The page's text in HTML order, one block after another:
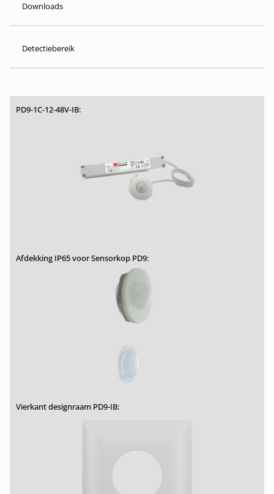
Downloads
Detectiebereik